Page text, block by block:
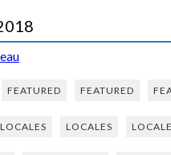
FEATURED FEATURED
LOCALES LOCALES